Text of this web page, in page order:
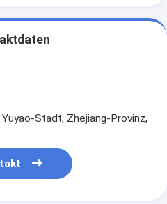
Stadt, Zhejiang-Provinz,